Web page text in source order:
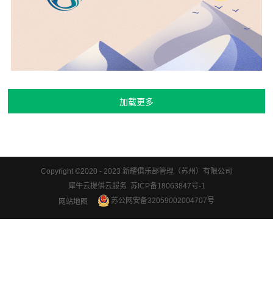
Copyright ©2020 - 2023 新耀俱乐部管理（苏州）有限公司
犀牛云提供云服务 苏ICP备18063847号-1
网站地图
苏公网安备32059002004707号